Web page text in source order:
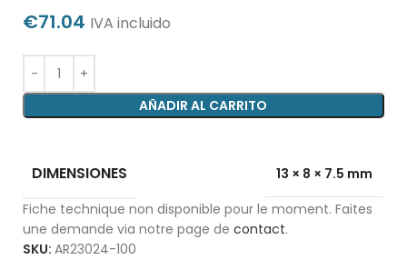
€71.04 IVA incluido
AÑADIR AL CARRITO
DIMENSIONES
13 × 8 × 7.5 mm
Fiche technique non disponible pour le moment. Faites
une demande via notre page de contact.
SKU: AR23024-100